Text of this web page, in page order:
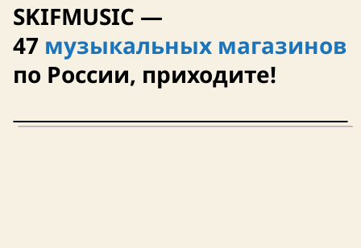
SKIFMUSIC —
47 музыкальных магазинов
по России, приходите!